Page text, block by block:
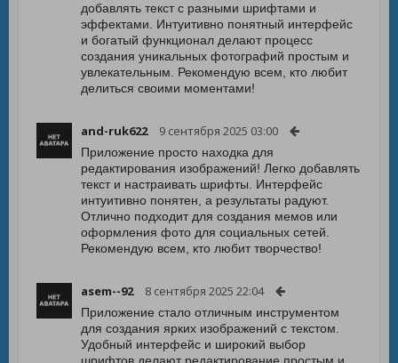
добавлять текст с разными шрифтами и
эффектами. Интуитивно понятный интерфейс
и богатый функционал делают процесс
создания уникальных фотографий простым и
увлекательным. Рекомендую всем, кто любит
делиться своими моментами!
and-ruk622 9 сентября 2025 03:00
Приложение просто находка для
редактирования изображений! Легко добавлять
текст и настраивать шрифты. Интерфейс
интуитивно понятен, а результаты радуют.
Отлично подходит для создания мемов или
оформления фото для социальных сетей.
Рекомендую всем, кто любит творчество!
asem--92 8 сентября 2025 22:04
Приложение стало отличным инструментом
для создания ярких изображений с текстом.
Удобный интерфейс и широкий выбор